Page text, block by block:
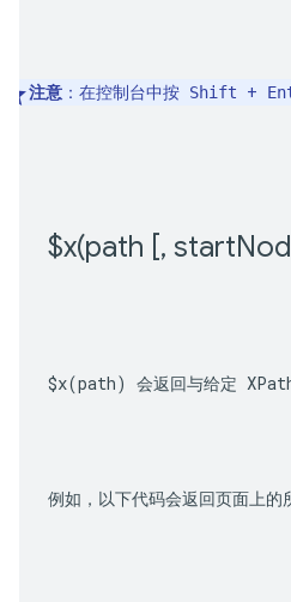
注意 ：在控制台中按 Shift +
$x(path [, start
$x(path) 会返回与给定
例如，以下代码会返回页面上的